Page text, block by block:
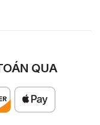
QUA